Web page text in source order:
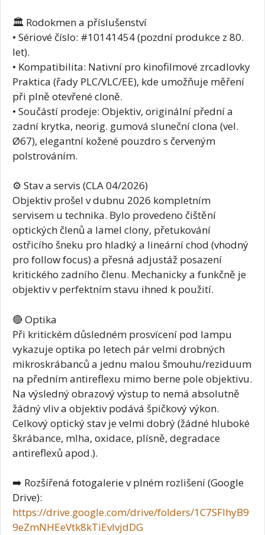
🏛️ Rodokmen a příslušenství
• Sériové číslo: #10141454 (pozdní produkce z 80.
let).
• Kompatibilita: Nativní pro kinofilmové zrcadlovky
Praktica (řady PLC/VLC/EE), kde umožňuje měření
při plně otevřené cloně.
• Součástí prodeje: Objektiv, originální přední a
zadní krytka, neorig. gumová sluneční clona (vel.
Ø67), elegantní kožené pouzdro s červeným
polstrováním.
⚙️ Stav a servis (CLA 04/2026)
Objektiv prošel v dubnu 2026 kompletním
servisem u technika. Bylo provedeno čištění
optických členů a lamel clony, přetukování
ostřicího šneku pro hladký a lineární chod (vhodný
pro follow focus) a přesná adjustáž posazení
kritického zadního členu. Mechanicky a funkčně je
objektiv v perfektním stavu ihned k použití.
🔴 Optika
Při kritickém důsledném prosvícení pod lampu
vykazuje optika po letech pár velmi drobných
mikroskrábanců a jednu malou šmouhu/reziduum
na předním antireflexu mimo berne pole objektivu.
Na výsledný obrazový výstup to nemá absolutně
žádný vliv a objektiv podává špičkový výkon.
Celkový optický stav je velmi dobrý (žádné hluboké
škrábance, mlha, oxidace, plísně, degradace
antireflexů apod.).
➡️ Rozšířená fotogalerie v plném rozlišení (Google
Drive):
https://drive.google.com/drive/folders/1C7SFlhyB9
9eZmNHEeVtk8kTiEvlvjdDG